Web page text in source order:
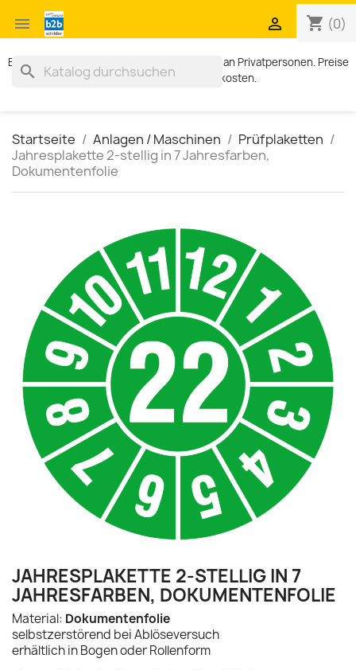
 shopping_cart (0)

Exklusiv für Geschäftskunden. Kein Verkauf an Privatpersonen. Preise
zzgl. MWST und Versandkosten.
search
Startseite Anlagen / Maschinen
Prüfplaketten
Jahresplakette 2-stellig in 7 Jahresfarben,
Dokumentenfolie
JAHRESPLAKETTE 2-STELLIG IN 7
JAHRESFARBEN, DOKUMENTENFOLIE
Material: Dokumentenfolie
selbstzerstörend bei Ablöseversuch
erhältlich in Bogen oder Rollenform